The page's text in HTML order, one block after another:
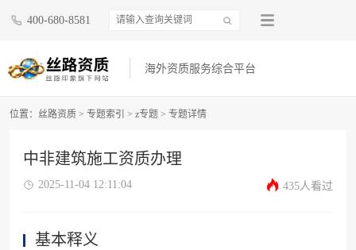
400-680-8581
海外资质服务综合平台
位置： 丝路资质 > 专题索引 > z专题 > 专题详情
中非建筑施工资质办理
2025-11-04 12:11:04 435人看过
基本释义